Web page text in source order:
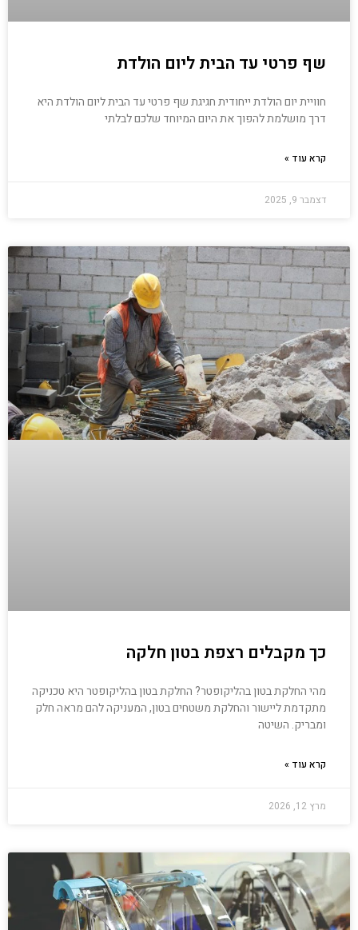
שף פרטי עד הבית ליום הולדת
חוויית יום הולדת ייחודית חגיגת שף פרטי עד הבית ליום הולדת היא
דרך מושלמת להפוך את היום המיוחד שלכם לבלתי
קרא עוד »
דצמבר 9, 2025
כך מקבלים רצפת בטון חלקה
מהי החלקת בטון בהליקופטר? החלקת בטון בהליקופטר היא טכניקה
מתקדמת ליישור והחלקת משטחים בטון, המעניקה להם מראה חלק
ומבריק. השיטה
קרא עוד »
מרץ 12, 2026